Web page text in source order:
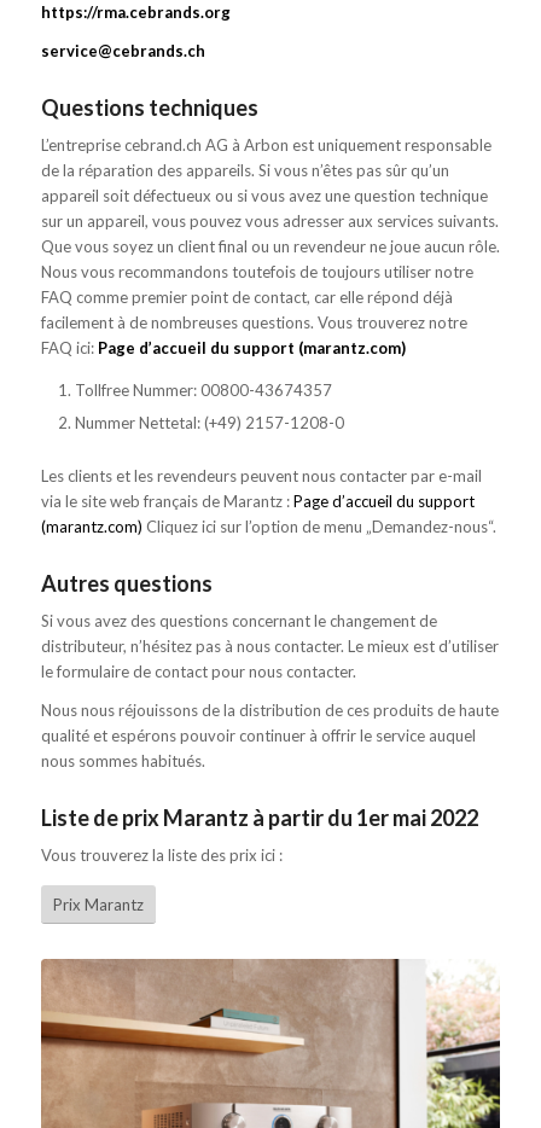
https://rma.cebrands.org
service@cebrands.ch
Questions techniques
L’entreprise cebrand.ch AG à Arbon est uniquement responsable
de la réparation des appareils. Si vous n’êtes pas sûr qu’un
appareil soit défectueux ou si vous avez une question technique
sur un appareil, vous pouvez vous adresser aux services suivants.
Que vous soyez un client final ou un revendeur ne joue aucun rôle.
Nous vous recommandons toutefois de toujours utiliser notre
FAQ comme premier point de contact, car elle répond déjà
facilement à de nombreuses questions. Vous trouverez notre
FAQ ici: Page d’accueil du support (marantz.com)
Tollfree Nummer: 00800-43674357
Nummer Nettetal: (+49) 2157-1208-0
Les clients et les revendeurs peuvent nous contacter par e-mail
via le site web français de Marantz :Page d’accueil du support
(marantz.com) Cliquez ici sur l’option de menu „Demandez-nous“.
Autres questions
Si vous avez des questions concernant le changement de
distributeur, n’hésitez pas à nous contacter. Le mieux est d’utiliser
le formulaire de contact pour nous contacter.
Nous nous réjouissons de la distribution de ces produits de haute
qualité et espérons pouvoir continuer à offrir le service auquel
nous sommes habitués.
Liste de prix Marantz à partir du 1er mai 2022
Vous trouverez la liste des prix ici :
Prix Marantz